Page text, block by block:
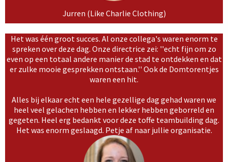
Jurren (Like Charlie Clothing)
Het was één groot succes. Al onze collega's waren enorm te
spreken over deze dag. Onze directrice zei: ''echt fijn om zo
even op een totaal andere manier de stad te ontdekken en dat
er zulke mooie gesprekken ontstaan.'' Ook de Domtorentjes
waren een hit.
Alles bij elkaar echt een hele gezellige dag gehad waren we
heel veel gelachen hebben en lekker hebben geborreld en
gegeten. Heel erg bedankt voor deze toffe teambuilding dag.
Het was enorm geslaagd. Petje af naar jullie organisatie.